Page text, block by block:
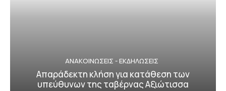
ΑΝΑΚΟΙΝΩΣΕΙΣ - ΕΚΔΗΛΩΣΕΙΣ
Απαράδεκτη κλήση για κατάθεση των
υπεύθυνων της ταβέρνας Αξιώτισσα